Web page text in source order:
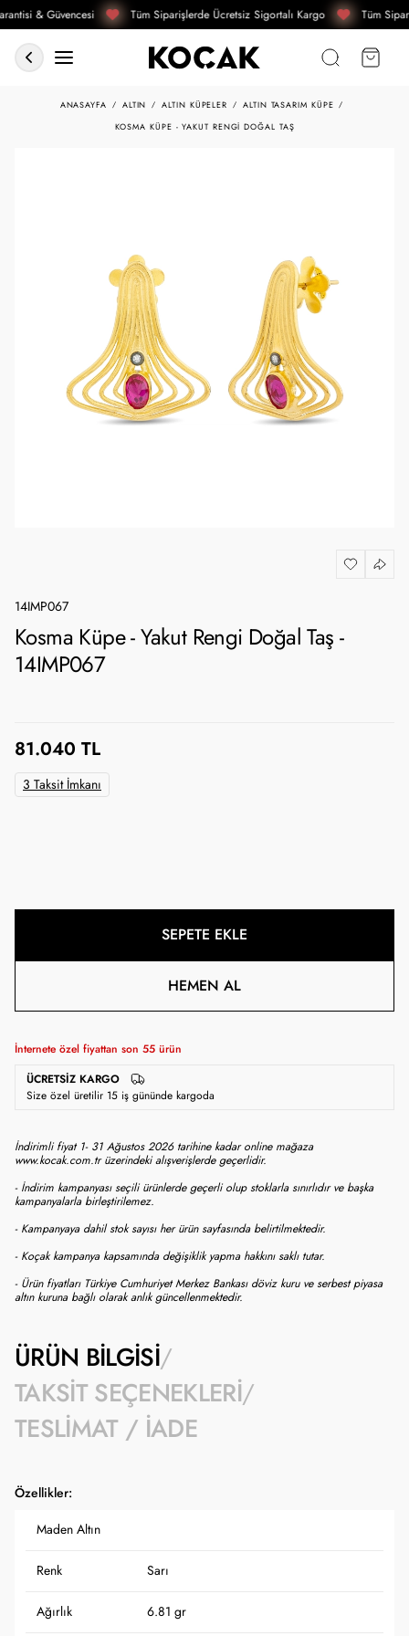
& Güvencesi Tüm Siparişlerde Ücretsiz Sigortalı Kargo Tüm
ANASAYFA ALTIN ALTIN KÜPELER
ALTIN TASARIM KÜPE
KOSMA KÜPE - YAKUT RENGI DOĞAL TAŞ
14IMP067
Kosma Küpe - Yakut Rengi Doğal Taş -
14IMP067
81.040 TL
3 Taksit İmkanı
SEPETE EKLE
HEMEN AL
İnternete özel fiyattan son 55 ürün
ÜCRETSIZ KARGO
Size özel üretilir 15 iş gününde kargoda
İndirimli fiyat 1- 31 Ağustos 2026 tarihine kadar online mağaza
www.kocak.com.tr üzerindeki alışverişlerde geçerlidir.
- İndirim kampanyası seçili ürünlerde geçerli olup stoklarla sınırlıdır ve başka
kampanyalarla birleştirilemez.
- Kampanyaya dahil stok sayısı her ürün sayfasında belirtilmektedir.
- Koçak kampanya kapsamında değişiklik yapma hakkını saklı tutar.
- Ürün fiyatları Türkiye Cumhuriyet Merkez Bankası döviz kuru ve serbest piyasa
altın kuruna bağlı olarak anlık güncellenmektedir.
ÜRÜN BILGISI
TAKSIT SEÇENEKLERI
TESLIMAT / İADE
Özellikler:
Maden Altın
Renk Sarı
Ağırlık 6.81 gr